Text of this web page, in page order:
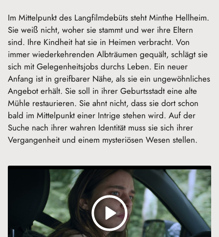
Im Mittelpunkt des Langfilmdebüts steht Minthe Hellheim.
Sie weiß nicht, woher sie stammt und wer ihre Eltern
sind. Ihre Kindheit hat sie in Heimen verbracht. Von
immer wiederkehrenden Albträumen gequält, schlägt sie
sich mit Gelegenheitsjobs durchs Leben. Ein neuer
Anfang ist in greifbarer Nähe, als sie ein ungewöhnliches
Angebot erhält. Sie soll in ihrer Geburtsstadt eine alte
Mühle restaurieren. Sie ahnt nicht, dass sie dort schon
bald im Mittelpunkt einer Intrige stehen wird. Auf der
Suche nach ihrer wahren Identität muss sie sich ihrer
Vergangenheit und einem mysteriösen Wesen stellen.